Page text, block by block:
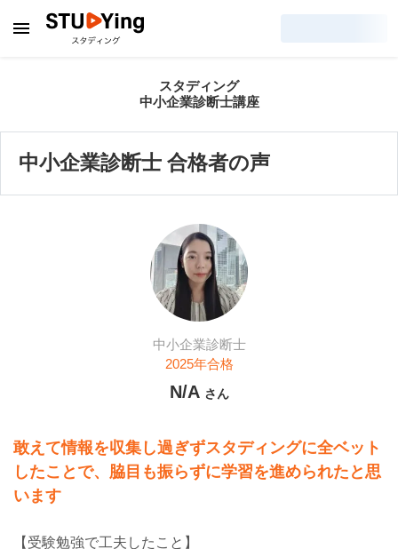
スタディング
中小企業診断士講座
中小企業診断士 合格者の声
中小企業診断士
2025年合格
N/A さん
敢えて情報を収集し過ぎずスタディングに全ベット
したことで、脇目も振らずに学習を進められたと思
います
【受験勉強で工夫したこと】